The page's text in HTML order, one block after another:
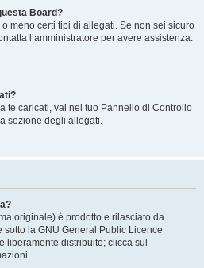
Board?
meno certi tipi di allegati. Se non sei sicuro
l’amministratore per avere assistenza.
te caricati, vai nel tuo Pannello di Controllo
sezione degli allegati.
originale) è prodotto e rilasciato da
sotto la GNU General Public Licence
liberamente distribuito; clicca sul